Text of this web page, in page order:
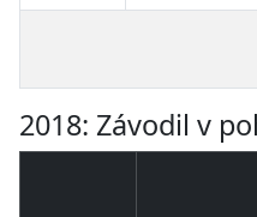
2018: Závodil v